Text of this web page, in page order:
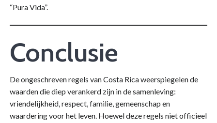
“Pura Vida”.
Conclusie
De ongeschreven regels van Costa Rica weerspiegelen de
waarden die diep verankerd zijn in de samenleving:
vriendelijkheid, respect, familie, gemeenschap en
waardering voor het leven. Hoewel deze regels niet officieel